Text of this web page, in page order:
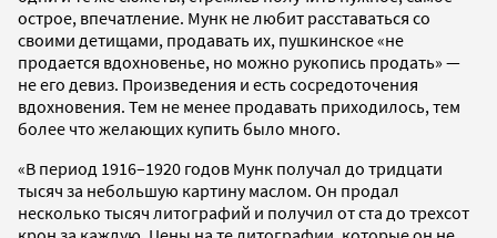
острое, впечатление. Мунк не любит расставаться со
своими детищами, продавать их, пушкинское «не
продается вдохновенье, но можно рукопись продать» —
не его девиз. Произведения и есть сосредоточения
вдохновения. Тем не менее продавать приходилось, тем
более что желающих купить было много.
«В период 1916–1920 годов Мунк получал до тридцати
тысяч за небольшую картину маслом. Он продал
несколько тысяч литографий и получил от ста до трехсот